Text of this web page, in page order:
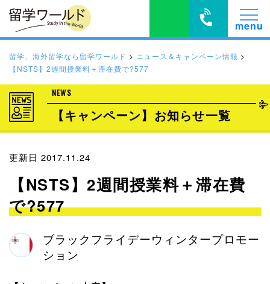
留学、海外留学なら留学ワールド > ニュース＆キャンペーン情報 >
【NSTS】2週間授業料＋滞在費で?577
NEWS
【キャンペーン】お知らせ一覧
更新日 2017.11.24
【NSTS】2週間授業料＋滞在費
で?577
ブラックフライデーウィンタープロモー
ション